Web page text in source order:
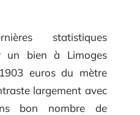
statistiques
un bien à Limoges
euros du mètre
largement avec
bon nombre de